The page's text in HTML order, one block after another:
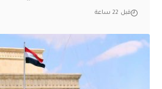
قبل 22 ساعة